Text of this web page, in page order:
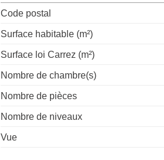
Code postal
Surface habitable (m²)
Surface loi Carrez (m²)
Nombre de chambre(s)
Nombre de pièces
Nombre de niveaux
Vue